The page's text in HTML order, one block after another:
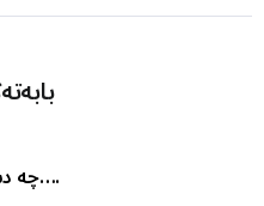
چه دشوار اين كرد بودن….